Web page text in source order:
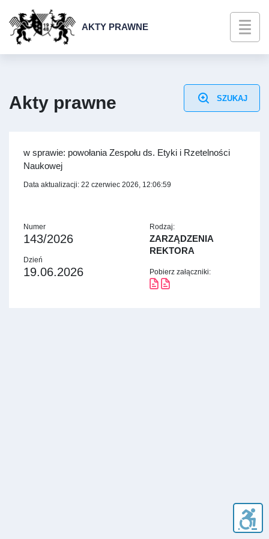
AKTY PRAWNE
SZUKAJ
Akty prawne
Numer
143/2026
Dzień
19.06.2026
w sprawie: powołania Zespołu ds. Etyki i Rzetelności
Naukowej
Data aktualizacji: 22 czerwiec 2026, 12:06:59
Rodzaj:
ZARZĄDZENIA
REKTORA
Pobierz załączniki: